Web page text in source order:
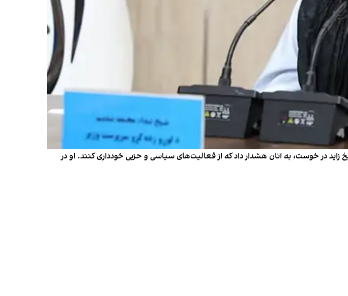
زاید در خوست، به آنان هشدار داد که از فعالیت‌های سیاسی و حزبی خودداری کنند. او در